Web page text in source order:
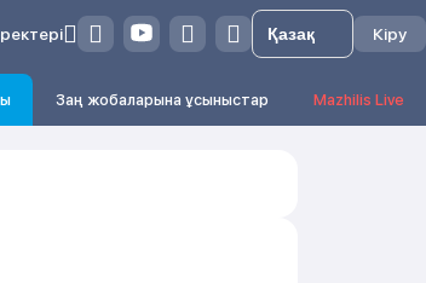
Кіру
Заң жобаларына ұсыныстар Mazhilis Live